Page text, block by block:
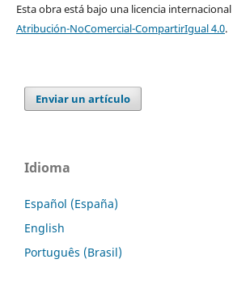
Esta obra está bajo una licencia internacional
Atribución-NoComercial-CompartirIgual 4.0.
Enviar un artículo
Idioma
Español (España)
English
Português (Brasil)